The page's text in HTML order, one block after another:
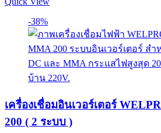
-38%
เครื่องเชื่อมอินเวอร์เตอร์
200 ( 2 ระบบ )